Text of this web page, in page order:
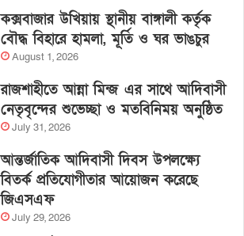
কক্সবাজার উখিয়ায় স্থানীয় বাঙ্গালী কর্তৃক
বৌদ্ধ বিহারে হামলা, মূর্তি ও ঘর ভাঙচুর
August 1, 2026
রাজশাহীতে আন্না মিন্জ এর সাথে আদিবাসী
নেতৃবৃন্দের শুভেচ্ছা ও মতবিনিময় অনুষ্ঠিত
July 31, 2026
আন্তর্জাতিক আদিবাসী দিবস উপলক্ষ্যে
বিতর্ক প্রতিযোগীতার আয়োজন করেছে
জিএসএফ
July 29, 2026